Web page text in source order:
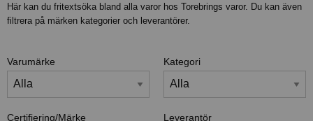
Här kan du fritextsöka bland alla varor hos Torebrings varor. Du kan även
filtrera på märken kategorier och leverantörer.
Varumärke Kategori
Certifiering/Märke Leverantör